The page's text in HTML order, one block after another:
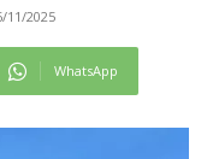
11/2025
WhatsApp